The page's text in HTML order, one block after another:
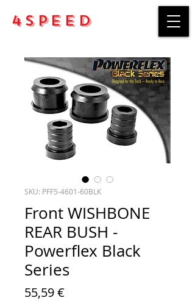
4Speed
SKU: PFF5-4601-60BLK
Front WISHBONE
REAR BUSH -
Powerflex Black
Series
55,59 €